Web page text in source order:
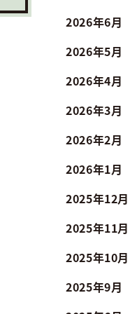
2026年6月
2026年5月
2026年4月
2026年3月
2026年2月
2026年1月
2025年12月
2025年11月
2025年10月
2025年9月